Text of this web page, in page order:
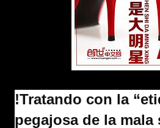
!Tratando con la
pegajosa de la mala